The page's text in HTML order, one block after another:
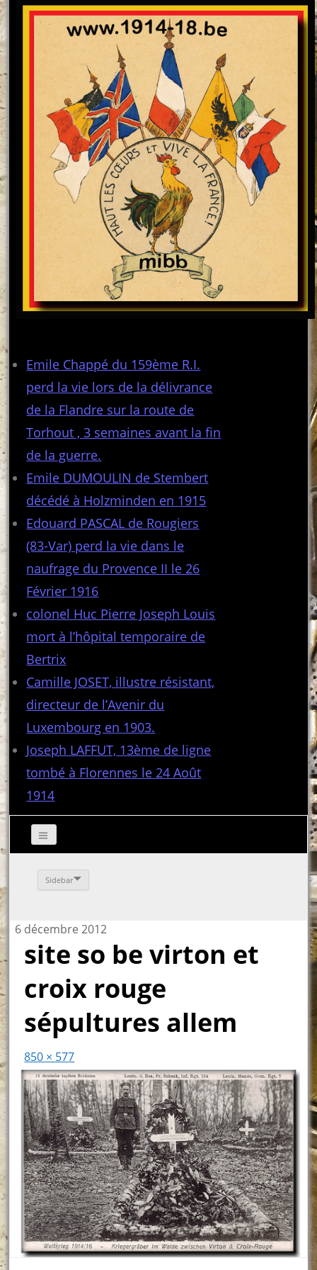
Emile Chappé du 159ème R.I.
perd la vie lors de la délivrance
de la Flandre sur la route de
Torhout , 3 semaines avant la fin
de la guerre.
Emile DUMOULIN de Stembert
décédé à Holzminden en 1915
Edouard PASCAL de Rougiers
(83-Var) perd la vie dans le
naufrage du Provence II le 26
Février 1916
colonel Huc Pierre Joseph Louis
mort à l’hôpital temporaire de
Bertrix
Camille JOSET, illustre résistant,
directeur de l’Avenir du
Luxembourg en 1903.
Joseph LAFFUT, 13ème de ligne
tombé à Florennes le 24 Août
1914
Sidebar
6 décembre 2012
site so be virton et
croix rouge
sépultures allem
850 × 577